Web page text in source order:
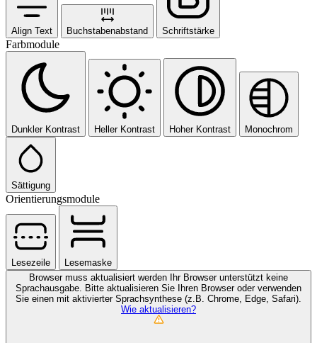
Align Text Buchstabenabstand Schriftstärke
Farbmodule
Dunkler Kontrast Heller Kontrast Hoher Kontrast Monochrom
Sättigung
Orientierungsmodule
Lesezeile
Lesemaske
Browser muss aktualisiert werden
Ihr Browser unterstützt keine
Sprachausgabe. Bitte aktualisieren Sie Ihren Browser oder verwenden
Sie einen mit aktivierter Sprachsynthese (z.B. Chrome, Edge, Safari).
Wie aktualisieren?